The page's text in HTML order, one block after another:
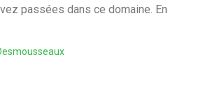
passées dans ce domaine. En